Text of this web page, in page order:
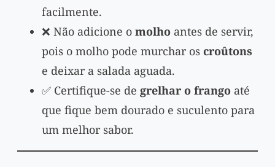
facilmente.
❌ Não adicione o molho antes de servir,
pois o molho pode murchar os croûtons
e deixar a salada aguada.
✅ Certifique-se de grelhar o frango até
que fique bem dourado e suculento para
um melhor sabor.